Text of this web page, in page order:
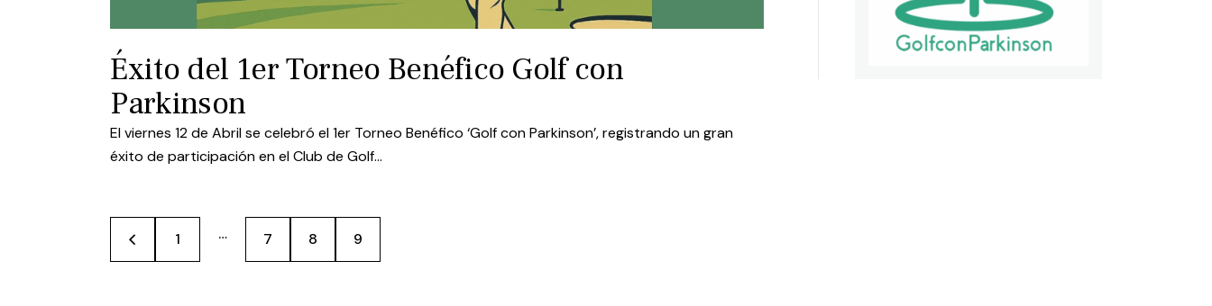
Éxito del 1er Torneo Benéfico Golf con
Parkinson
El viernes 12 de Abril se celebró el 1er Torneo Benéfico ‘Golf con Parkinson’, registrando un gran
éxito de participación en el Club de Golf…
1 … 7 8 9